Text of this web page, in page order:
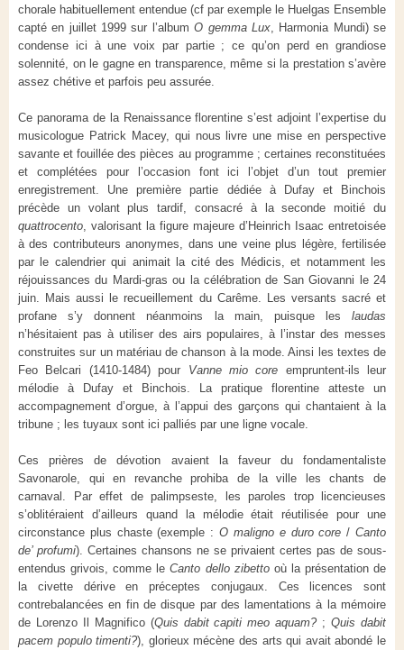
chorale habituellement entendue (cf par exemple le Huelgas Ensemble
capté en juillet 1999 sur l’albumO gemma Lux, Harmonia Mundi) se
condense ici à une voix par partie ; ce qu’on perd en grandiose
solennité, on le gagne en transparence, même si la prestation s’avère
assez chétive et parfois peu assurée.
Ce panorama de la Renaissance florentine s’est adjoint l’expertise du
musicologue Patrick Macey, qui nous livre une mise en perspective
savante et fouillée des pièces au programme ; certaines reconstituées
et complétées pour l’occasion font ici l’objet d’un tout premier
enregistrement. Une première partie dédiée à Dufay et Binchois
précède un volant plus tardif, consacré à la seconde moitié du
quattrocento , valorisant la figure majeure d’Heinrich Isaac entretoisée
à des contributeurs anonymes, dans une veine plus légère, fertilisée
par le calendrier qui animait la cité des Médicis, et notamment les
réjouissances du Mardi-gras ou la célébration de San Giovanni le 24
juin. Mais aussi le recueillement du Carême. Les versants sacré et
profane s’y donnent néanmoins la main, puisque les laudas
n’hésitaient pas à utiliser des airs populaires, à l’instar des messes
construites sur un matériau de chanson à la mode. Ainsi les textes de
Feo Belcari (1410-1484) pour Vanne mio core empruntent-ils leur
mélodie
à Dufay et Binchois. La pratique florentine atteste un
accompagnement d’orgue, à l’appui des garçons qui chantaient à la
tribune ; les tuyaux sont ici palliés par une ligne vocale.
Ces prières de dévotion avaient la faveur du fondamentaliste
Savonarole, qui en revanche prohiba de la ville les chants de
carnaval. Par effet de palimpseste, les paroles trop licencieuses
s’oblitéraient d’ailleurs quand la mélodie était réutilisée pour une
circonstance plus chaste (exemple :O maligno e duro core/ Canto
de’ profumi). Certaines chansons ne se privaient certes pas de sous-
entendus grivois, comme leCanto dello zibettooù la présentation de
la civette dérive en préceptes conjugaux. Ces licences sont
contrebalancées en fin de disque par des lamentations à la mémoire
de Lorenzo Il Magnifico (Quis dabit capiti meo aquam?;Quis dabit
pacem populo timenti?), glorieux mécène des arts qui avait abondé le